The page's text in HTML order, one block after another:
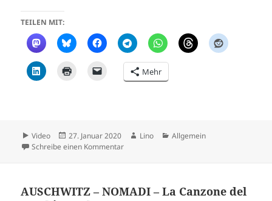
TEILEN MIT:
Mehr
Format
Video
Veröffentlicht
am
27. Januar 2020 Autor
Lino Kategorien
Allgemein
Schreibe einen Kommentarzu when we where free
AUSCHWITZ – NOMADI – La Canzone del